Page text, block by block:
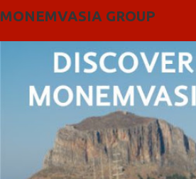
MONEMVASIA GROUP